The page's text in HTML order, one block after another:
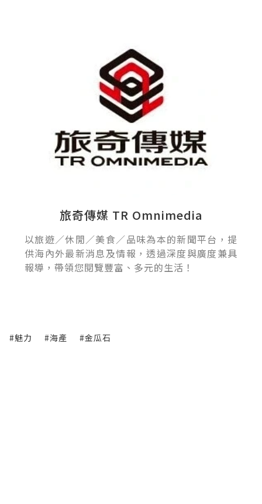
旅奇傳媒 TR Omnimedia
以旅遊／休閒／美食／品味為本的新聞平台，提
供海內外最新消息及情報，透過深度與廣度兼具
報導，帶領您閱覽豐富、多元的生活！
#魅力 #海產 #金瓜石